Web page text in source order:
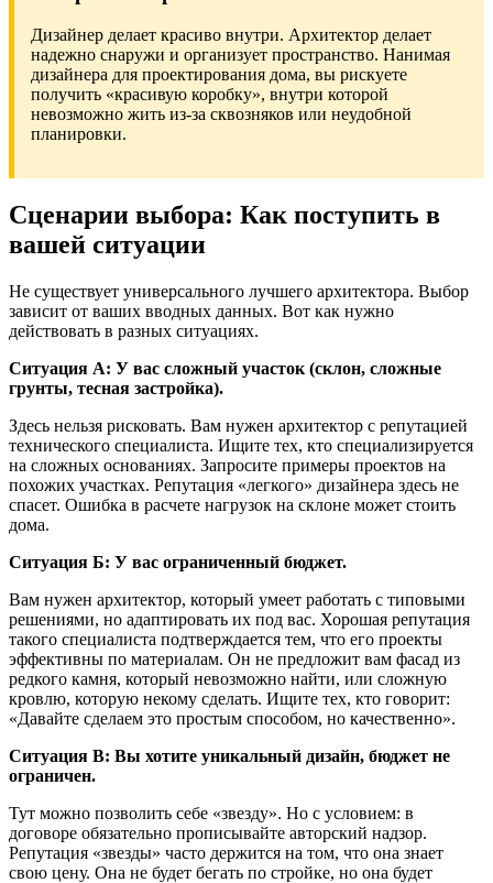
Дизайнер делает красиво внутри. Архитектор делает
надежно снаружи и организует пространство. Нанимая
дизайнера для проектирования дома, вы рискуете
получить «красивую коробку», внутри которой
невозможно жить из-за сквозняков или неудобной
планировки.
Сценарии выбора: Как поступить в
вашей ситуации
Не существует универсального лучшего архитектора. Выбор
зависит от ваших вводных данных. Вот как нужно
действовать в разных ситуациях.
Ситуация А: У вас сложный участок (склон, сложные
грунты, тесная застройка).
Здесь нельзя рисковать. Вам нужен архитектор с репутацией
технического специалиста. Ищите тех, кто специализируется
на сложных основаниях. Запросите примеры проектов на
похожих участках. Репутация «легкого» дизайнера здесь не
спасет. Ошибка в расчете нагрузок на склоне может стоить
дома.
Ситуация Б: У вас ограниченный бюджет.
Вам нужен архитектор, который умеет работать с типовыми
решениями, но адаптировать их под вас. Хорошая репутация
такого специалиста подтверждается тем, что его проекты
эффективны по материалам. Он не предложит вам фасад из
редкого камня, который невозможно найти, или сложную
кровлю, которую некому сделать. Ищите тех, кто говорит:
«Давайте сделаем это простым способом, но качественно».
Ситуация В: Вы хотите уникальный дизайн, бюджет не
ограничен.
Тут можно позволить себе «звезду». Но с условием: в
договоре обязательно прописывайте авторский надзор.
Репутация «звезды» часто держится на том, что она знает
свою цену. Она не будет бегать по стройке, но она будет